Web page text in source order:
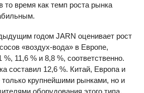
то время как темп роста рынка
годом JARN оценивает рост
«воздух-вода» в Европе,
11,6 % и 8,8 %, соответственно.
составил 12,6 %. Китай, Европа и
крупнейшими рынками, но и